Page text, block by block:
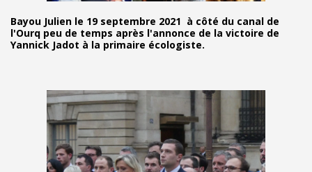
Bayou Julien le 19 septembre 2021 à côté du canal de
l'Ourq peu de temps après l'annonce de la victoire de
Yannick Jadot à la primaire écologiste.